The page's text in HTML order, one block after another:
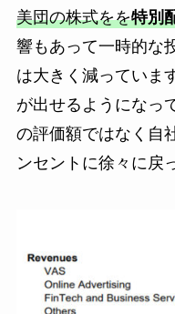
美団の株式をを特別
響もあって一時的な
は大きく減っていま
が出せるようになっ
の評価額ではなく自
ンセントに徐々に戻